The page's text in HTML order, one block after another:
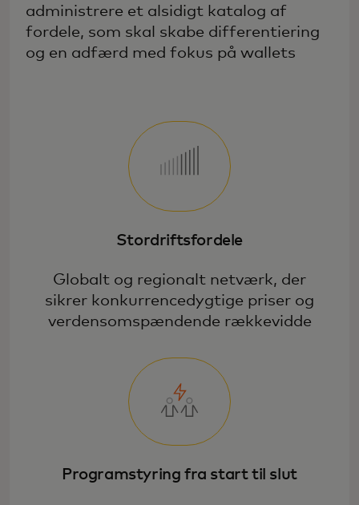
Forøg kortholdernes engagement, og
administrere et alsidigt katalog af
fordele, som skal skabe differentiering
og en adfærd med fokus på wallets
Stordriftsfordele
Globalt og regionalt netværk, der
sikrer konkurrencedygtige priser og
verdensomspændende rækkevidde
Programstyring fra start til slut